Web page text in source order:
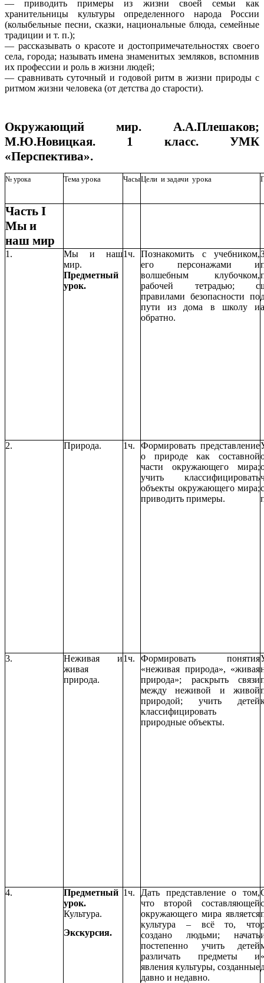
— приводить примеры из жизни своей семьи как
хранительницы культуры определенного народа России
(колыбельные песни, сказки, национальные блюда, семейные
традиции и т. п.);
— рассказывать о красоте и достопримечательностях своего
села, города; называть имена знаменитых земляков, вспомнив
их профессии и роль в жизни людей;
— сравнивать суточный и годовой ритм в жизни природы с
ритмом жизни человека (от детства до старости).
Окружающий мир. А.А.Плешаков;
М.Ю.Новицкая. 1 класс. УМК
«Перспектива».
№ урока Тема урока ЧасыЦели и задачи урока
Часть I
Мы и
наш мир
1.
Мы и наш
мир.
Предметный
урок.
1ч.
Познакомить с учебником,
его персонажами и
волшебным клубочком,
рабочей тетрадью; с
правилами безопасности по
пути из дома в школу и
обратно.
2. Природа. 1ч.
Формировать представление
о природе как составной
части окружающего мира;
учить классифицировать
объекты окружающего мира;
приводить примеры.
3.
Неживая и
живая
природа.
1ч.
Формировать понятия
«неживая природа», «живая
природа»; раскрыть связи
между неживой и живой
природой; учить детей
классифицировать
природные объекты.
4.
Предметный
урок.
Культура.
Экскурсия.
1ч.
Дать представление о том,
что второй составляющей
окружающего мира является
культура – всё то, что
создано людьми; начать
постепенно учить детей
различать предметы и
явления культуры, созданные
давно и недавно.